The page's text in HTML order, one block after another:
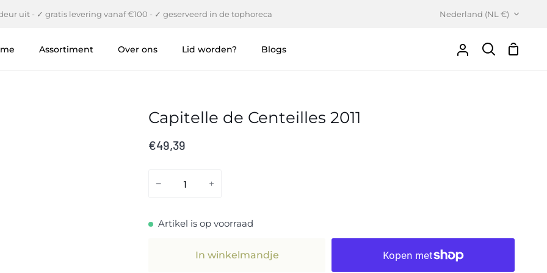
uit - ✓ gratis levering vanaf €100 - ✓ geserveerd in de tophoreca Valuta Nederland (NL €)
Assortiment Over ons Lid worden? Blogs
Uw
Zoeken
Capitelle de Centeilles 2011
€49,39
− +
Artikel is op voorraad
In winkelmandje